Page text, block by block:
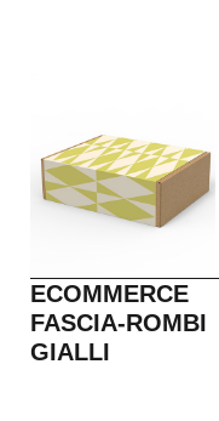
ECOMMERCE
FASCIA-ROMBI
GIALLI